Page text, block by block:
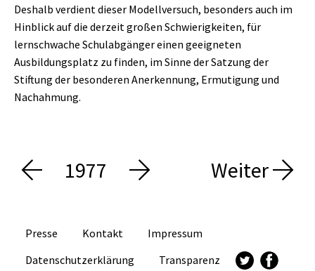
Deshalb verdient dieser Modellversuch, besonders auch im
Hinblick auf die derzeit großen Schwierigkeiten, für
lernschwache Schulabgänger einen geeigneten
Ausbildungsplatz zu finden, im Sinne der Satzung der
Stiftung der besonderen Anerkennung, Ermutigung und
Nachahmung.
1977 Weiter
Presse Kontakt
Impressum
Datenschutzerklärung
Transparenz